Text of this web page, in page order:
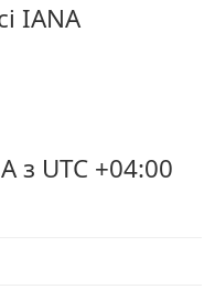
IANA
з UTC +04:00